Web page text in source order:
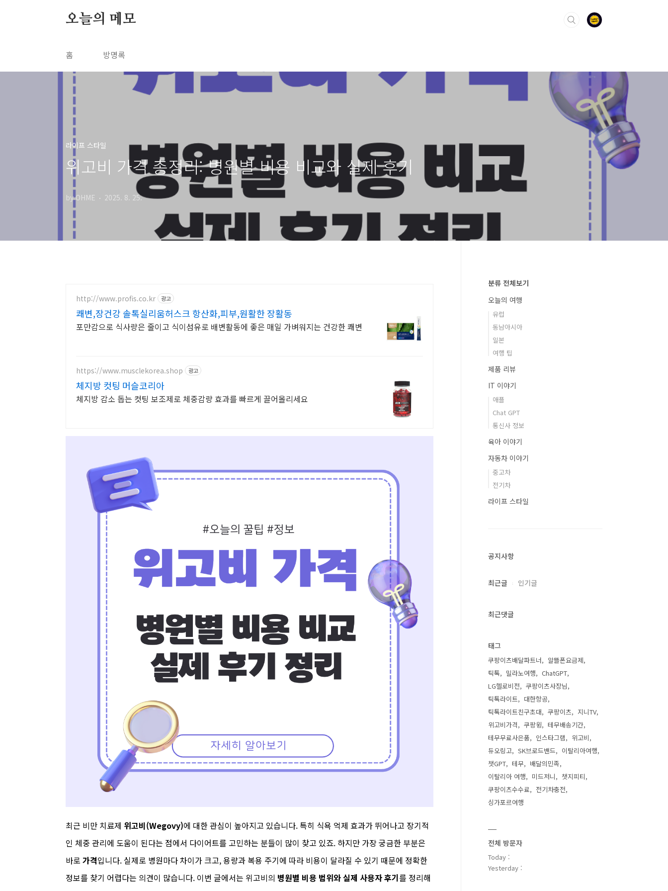
오늘의 메모
홈 방명록
라이프 스타일
위고비 가격 총정리: 병원별 비용 비교와 실제 후기
by OHME 2025. 8. 25.
http://www.profis.co.kr 광고
쾌변,장건강 솔톡실리움허스크 항산화,피부,원활한 장활동
포만감으로 식사량은 줄이고 식이섬유로 배변활동에 좋은 매일 가벼워지는 건강한 쾌변
https://www.musclekorea.shop 광고
체지방 컷팅 머슬코리아
체지방 감소 돕는 컷팅 보조제로 체중감량 효과를 빠르게 끌어올리세요
최근 비만 치료제 위고비(Wegovy)에 대한 관심이 높아지고 있습니다. 특히 식욕 억제 효과가 뛰어나고 장기적
인 체중 관리에 도움이 된다는 점에서 다이어트를 고민하는 분들이 많이 찾고 있죠. 하지만 가장 궁금한 부분은
바로 가격입니다. 실제로 병원마다 차이가 크고, 용량과 복용 주기에 따라 비용이 달라질 수 있기 때문에 정확한
정보를 찾기 어렵다는 의견이 많습니다. 이번 글에서는 위고비의 병원별 비용 범위와 실제 사용자 후기를 정리해
분류 전체보기
오늘의 여행
유럽
동남아시아
일본
여행 팁
제품 리뷰
IT 이야기
애플
Chat GPT
통신사 정보
육아 이야기
자동차 이야기
중고차
전기차
라이프 스타일
공지사항
최근글 인기글
최근댓글
태그
쿠팡이츠배달파트너
알뜰폰요금제
틱톡
밀라노여행
ChatGPT
LG헬로비전
쿠팡이츠사장님
틱톡라이트
대한항공
틱톡라이트친구초대
쿠팡이츠
지니TV
위고비가격
쿠팡윙
테무배송기간
테무무료사은품
인스타그램
위고비
듀오링고
SK브로드밴드
이탈리아여행
챗GPT
테무
배달의민족
이탈리아 여행
미드저니
챗지피티
쿠팡이츠수수료
전기차충전
싱가포르여행
전체 방문자
Today :
Yesterday :